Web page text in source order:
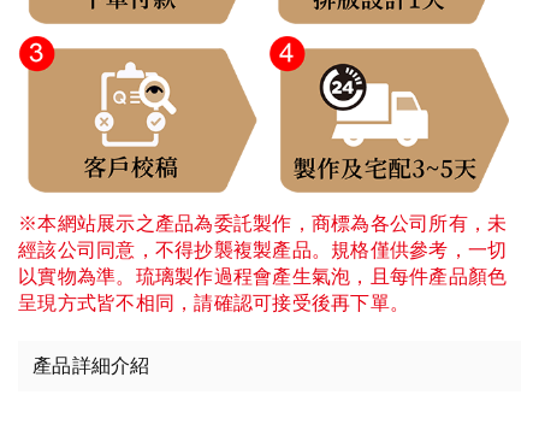
※本網站展示之產品為委託製作，商標為各公司所有，未
經該公司同意，不得抄襲複製產品。規格僅供參考，一切
以實物為準。琉璃製作過程會產生氣泡，且每件產品顏色
呈現方式皆不相同，請確認可接受後再下單。
產品詳細介紹